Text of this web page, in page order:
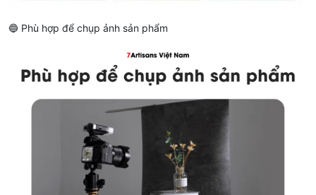
🔵 Phù hợp để chụp ảnh sản phẩm